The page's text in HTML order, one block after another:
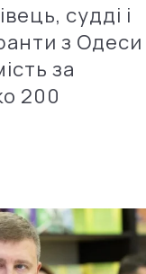
судді і
з Одеси
за
200